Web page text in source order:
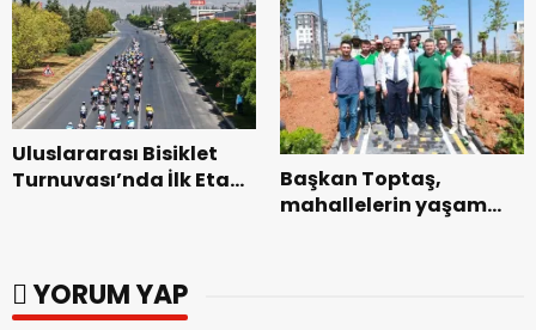
ziyaret.
Uluslararası Bisiklet
Turnuvası’nda İlk Etap
Başkan Toptaş,
mahallelerin yaşam
YORUM YAP